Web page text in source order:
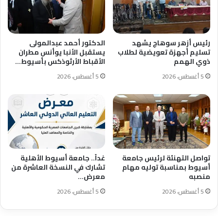
رئيس أزهر سوهاج يشهد
تسليم أجهزة تعويضية لطلاب
ذوي الهمم
5 أغسطس، 2026
الدكتور أحمد عبدالمولى
يستقبل الأنبا يوأنس مطران
الأقباط الأرثوذكس بأسيوط…
5 أغسطس، 2026
تواصل التهنئة لرئيس جامعة
أسيوط بمناسبة توليه مهام
منصبه
5 أغسطس، 2026
غداً.. جامعة أسيوط الأهلية
تشارك في النسخة العاشرة من
معرض…
5 أغسطس، 2026